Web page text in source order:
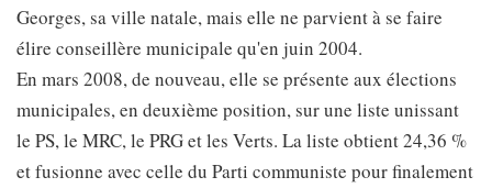
Georges, sa ville natale, mais elle ne parvient à se faire
élire conseillère municipale qu'en juin 2004.
En mars 2008, de nouveau, elle se présente aux élections
municipales, en deuxième position, sur une liste unissant
le PS, le MRC, le PRG et les Verts. La liste obtient 24,36 %
et fusionne avec celle du Parti communiste pour finalement